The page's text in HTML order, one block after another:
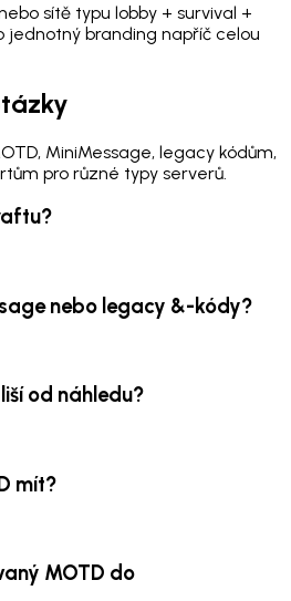
sítě typu lobby + survival +
jednotný branding napříč celou
MiniMessage, legacy kódům,
pro různé typy serverů.
nebo legacy &-kódy?
od náhledu?
mít?
MOTD do